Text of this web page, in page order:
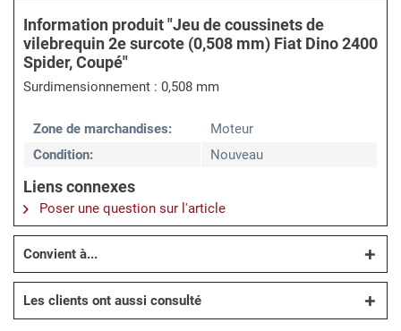
Information produit "Jeu de coussinets de
vilebrequin 2e surcote (0,508 mm) Fiat Dino 2400
Spider, Coupé"
Surdimensionnement : 0,508 mm
Zone de marchandises:
Moteur
Condition:
Nouveau
Liens connexes
Poser une question sur l'article
Convient à...
Les clients ont aussi consulté